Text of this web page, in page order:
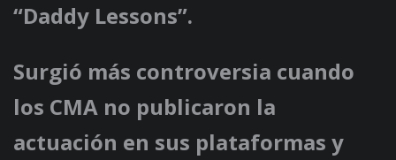
“Daddy Lessons”.
Surgió más controversia cuando
los CMA no publicaron la
actuación en sus plataformas y